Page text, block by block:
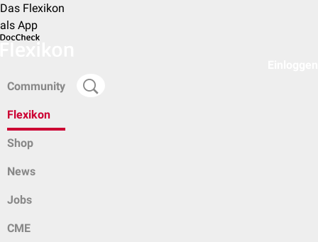
Das Flexikon
als App
Community
Flexikon
Shop
News
Jobs
CME